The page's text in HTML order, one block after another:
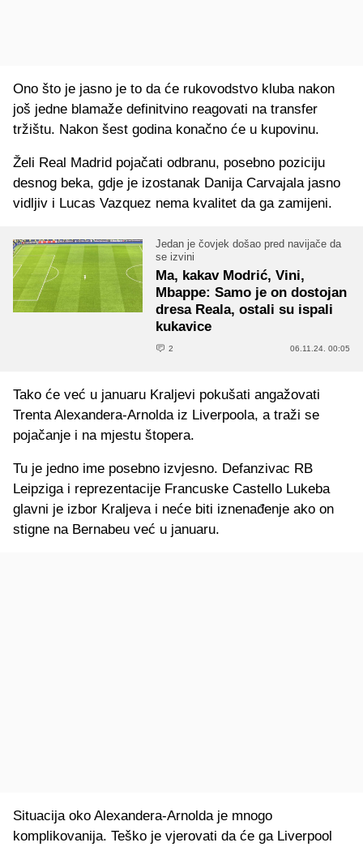
Ono što je jasno je to da će rukovodstvo kluba nakon
još jedne blamaže definitvino reagovati na transfer
tržištu. Nakon šest godina konačno će u kupovinu.
Želi Real Madrid pojačati odbranu, posebno poziciju
desnog beka, gdje je izostanak Danija Carvajala jasno
vidljiv i Lucas Vazquez nema kvalitet da ga zamijeni.
Jedan je čovjek došao pred navijače da
se izvini
Ma, kakav Modrić, Vini,
Mbappe: Samo je on dostojan
dresa Reala, ostali su ispali
kukavice
2 06.11.24. 00:05
Tako će već u januaru Kraljevi pokušati angažovati
Trenta Alexandera-Arnolda iz Liverpoola, a traži se
pojačanje i na mjestu štopera.
Tu je jedno ime posebno izvjesno. Defanzivac RB
Leipziga i reprezentacije Francuske Castello Lukeba
glavni je izbor Kraljeva i neće biti iznenađenje ako on
stigne na Bernabeu već u januaru.
Situacija oko Alexandera-Arnolda je mnogo
komplikovanija. Teško je vjerovati da će ga Liverpool